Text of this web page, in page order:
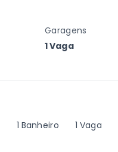
Garagens
1 Vaga
1 Banheiro 1 Vaga